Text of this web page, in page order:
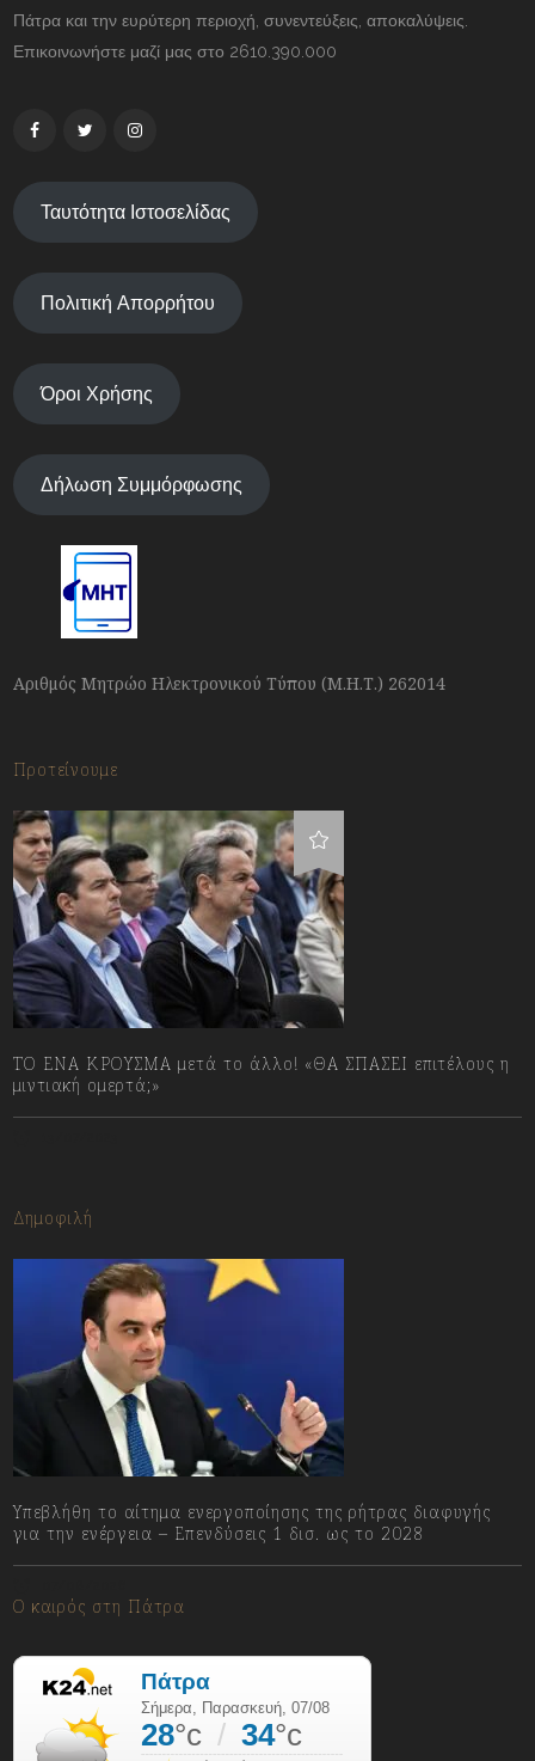
Πάτρα και την ευρύτερη περιοχή, συνεντεύξεις, αποκαλύψεις.
Επικοινωνήστε μαζί μας στο 2610.390.000
Ταυτότητα Ιστοσελίδας
Πολιτική Απορρήτου
Όροι Χρήσης
Δήλωση Συμμόρφωσης
Αριθμός Μητρώο Ηλεκτρονικού Τύπου (Μ.Η.Τ.) 262014
Προτείνουμε
ΤΟ ΕΝΑ ΚΡΟΥΣΜΑ μετά το άλλο! «ΘΑ ΣΠΑΣΕΙ επιτέλους η
μιντιακή ομερτά;»
Δημοφιλή
Υπεβλήθη το αίτημα ενεργοποίησης της ρήτρας διαφυγής
για την ενέργεια – Επενδύσεις 1 δισ. ως το 2028
Ο καιρός στη Πάτρα